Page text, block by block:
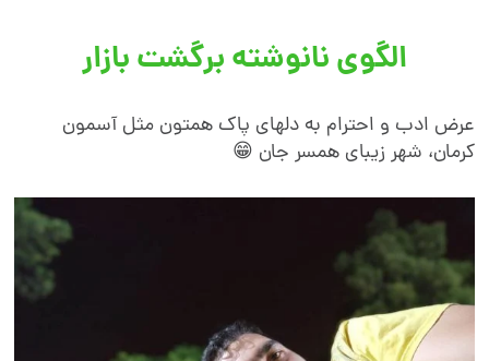
الگوی نانوشته برگشت بازار
ادب و احترام به دلهای پاک همتون مثل آسمون
شهرزیبایهمسر جان 😁